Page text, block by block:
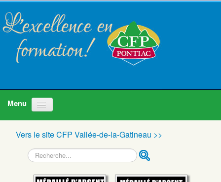
Accueil
Programmes
Vers le site CFP Vallée-de-la-Gatineau >>
Recherche